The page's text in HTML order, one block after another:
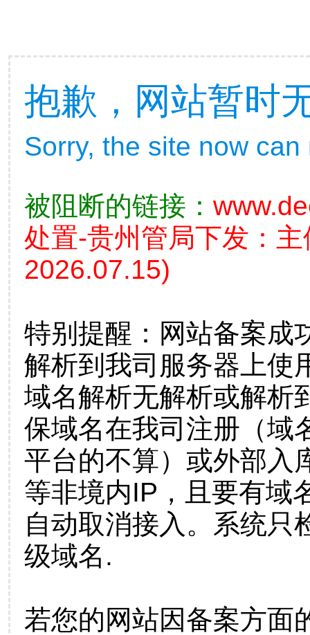
抱歉，网站暂时
Sorry, the site now
被阻断的链接：
处置-贵州管局下发：
2026.07.15)
特别提醒：网站备案成
解析到我司服务器上使
域名解析无解析或解析
保域名在我司注册（域
平台的不算）或外部入
等非境内IP，且要有域
自动取消接入。系统只
级域名.
若您的网站因备案方面